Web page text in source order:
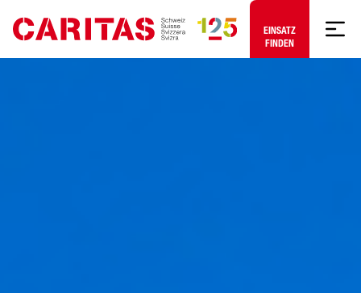
Zum Hauptinhalt springen
EINSATZ
FINDEN